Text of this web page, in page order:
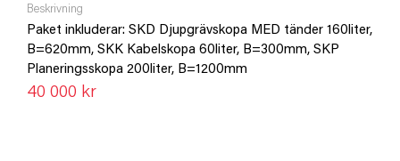
Beskrivning
Paket inkluderar: SKD Djupgrävskopa MED tänder 160liter,
B=620mm, SKK Kabelskopa 60liter, B=300mm, SKP
Planeringsskopa 200liter, B=1200mm
40 000 kr